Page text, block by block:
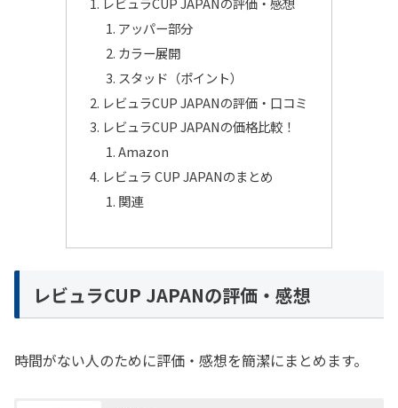
アッパー部分
カラー展開
スタッド（ポイント）
レビュラCUP JAPANの評価・口コミ
レビュラCUP JAPANの価格比較！
Amazon
レビュラ CUP JAPANのまとめ
関連
レビュラCUP JAPANの評価・感想
時間がない人のために評価・感想を簡潔にまとめます。